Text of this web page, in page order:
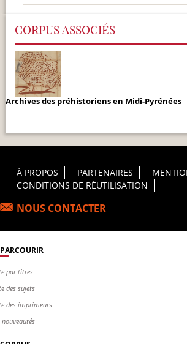
CORPUS ASSOCIÉS
Archives des préhistoriens en Midi-Pyrénées
Footer Principal
À PROPOS PARTENAIRES
CONDITIONS DE RÉUTILISATION
NOUS CONTACTER
PARCOURIR
par titres
des sujets
des imprimeurs
nouveautés